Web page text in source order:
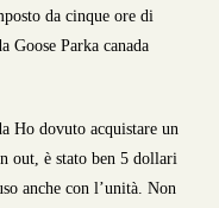
da cinque ore di
Goose Parka canada
Ho dovuto acquistare un
out, è stato ben 5 dollari
anche con l’unità. Non